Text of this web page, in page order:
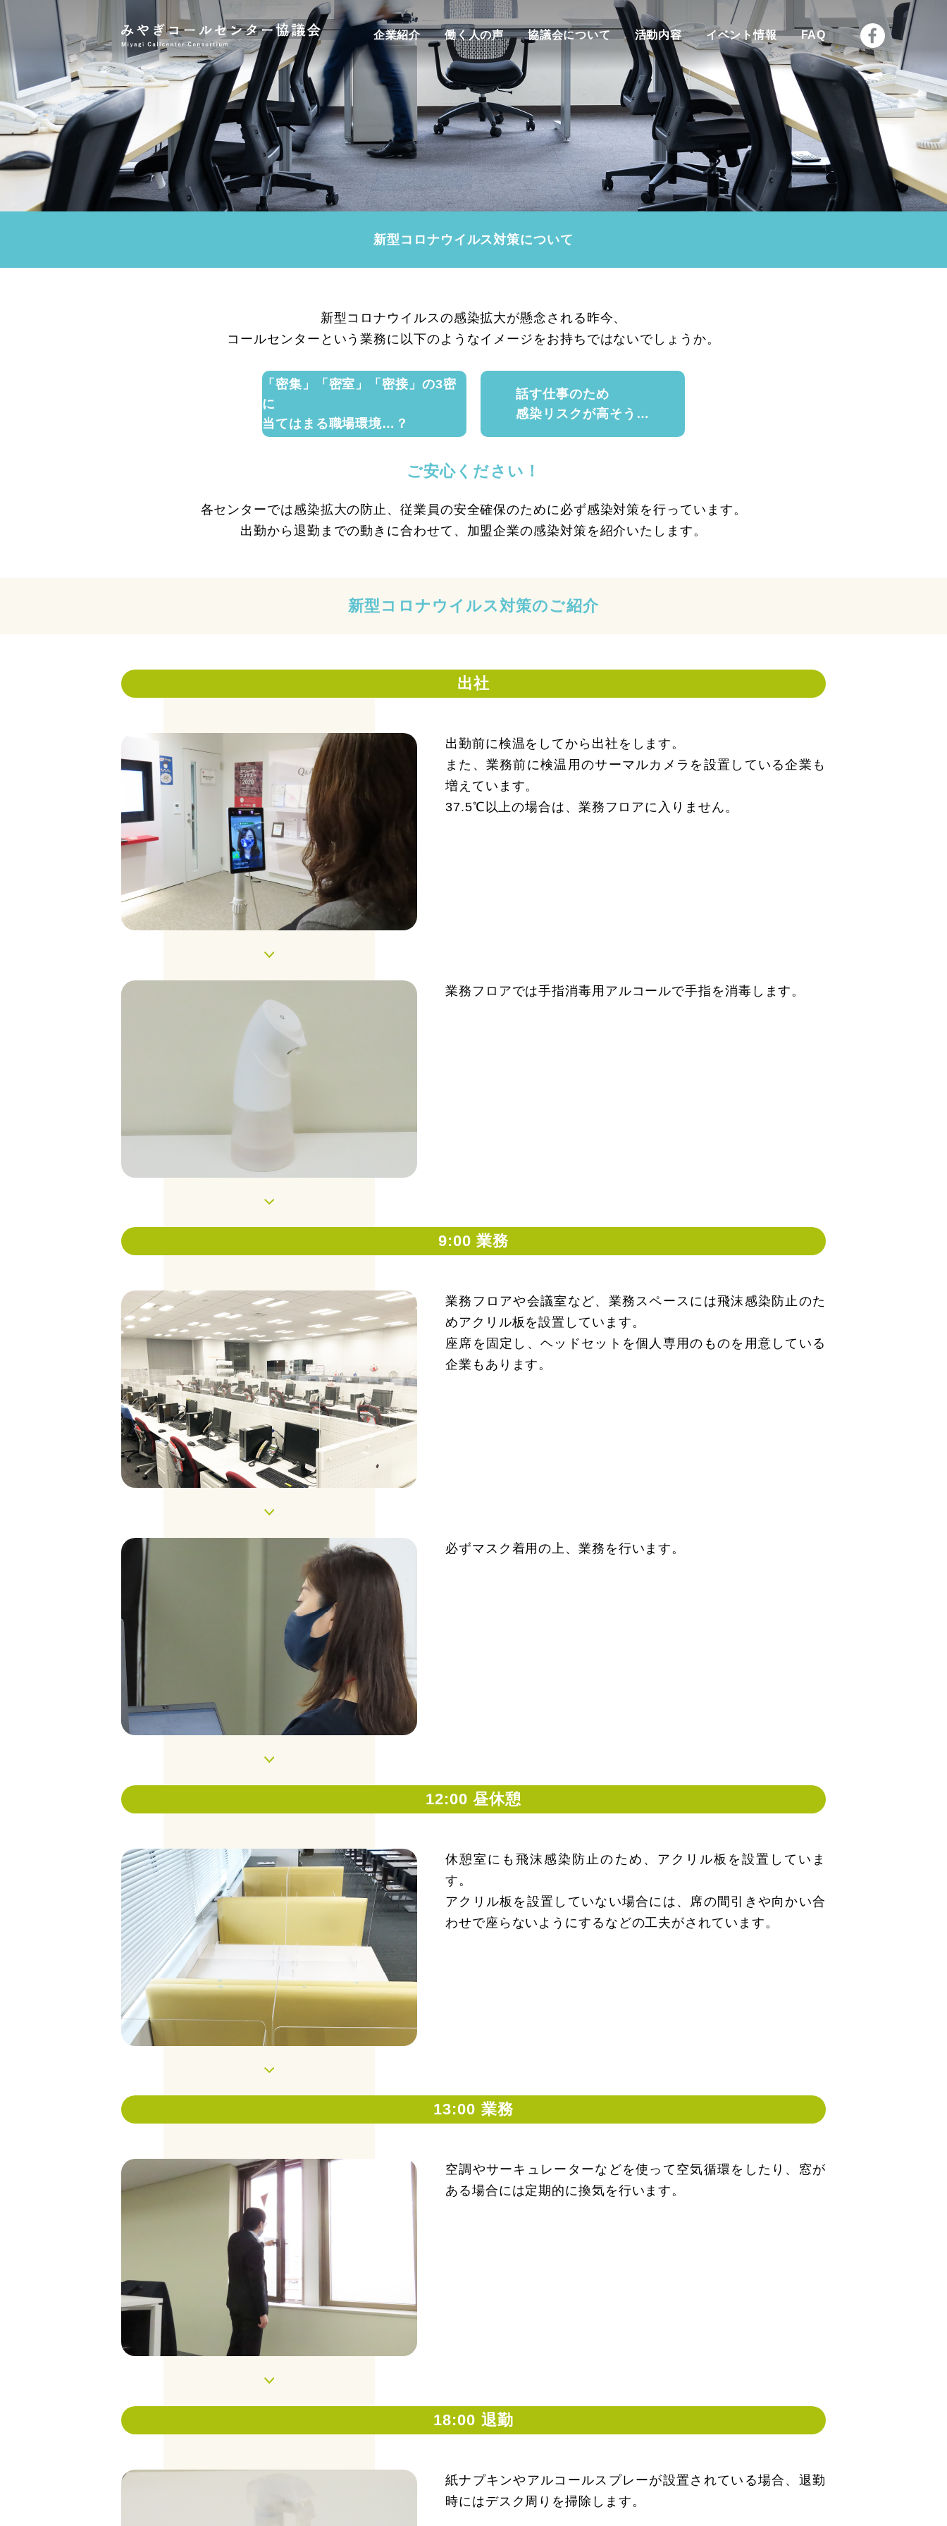
企業紹介 働く人の声 協議会について 活動内容 イベント情報 FAQ
新型コロナウイルス対策について
新型コロナウイルスの感染拡大が懸念される昨今、
コールセンターという業務に以下のようなイメージをお持ちではないでしょうか。
「密集」「密室」「密接」の3密
に
当てはまる職場環境…？
話す仕事のため
感染リスクが高そう…
ご安心ください！
各センターでは感染拡大の防止、従業員の安全確保のために必ず感染対策を行っています。
出勤から退勤までの動きに合わせて、 加盟企業の感染対策を紹介いたします。
新型コロナウイルス対策のご紹介
出社
出勤前に検温をしてから出社をします。
また、業務前に検温用のサーマルカメラを設置している企業も
増えています。
37.5℃以上の場合は、業務フロアに入りません。
業務フロアでは手指消毒用アルコールで手指を消毒します。
9:00 業務
業務フロアや会議室など、業務スペースには飛沫感染防止のた
めアクリル板を設置しています。
座席を固定し、ヘッドセットを個人専用のものを用意している
企業もあります。
必ずマスク着用の上、業務を行います。
12:00 昼休憩
休憩室にも飛沫感染防止のため、アクリル板を設置していま
す。
アクリル板を設置していない場合には、席の間引きや向かい合
わせで座らないようにするなどの工夫がされています。
13:00 業務
空調やサーキュレーターなどを使って空気循環をしたり、窓が
ある場合には定期的に換気を行います。
18:00 退勤
紙ナプキンやアルコールスプレーが設置されている場合、退勤
時にはデスク周りを掃除します。